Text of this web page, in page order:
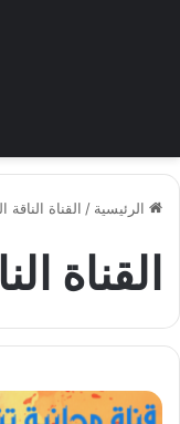
الرئيسية / القناة الناقة
القناة